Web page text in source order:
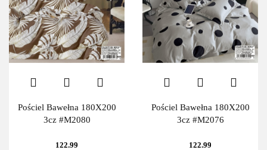
Pościel Bawełna 180X200
3cz #M2080
122.99
Pościel Bawełna 180X200
3cz #M2076
122.99